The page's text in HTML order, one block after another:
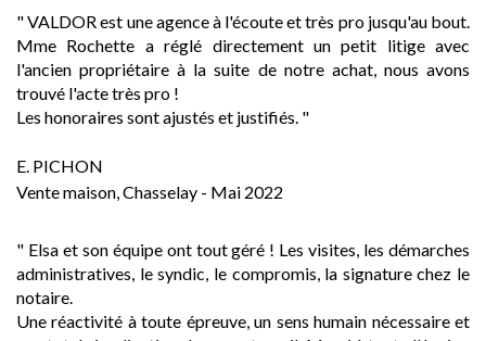
" VALDOR est une agence à l'écoute et très pro jusqu'au bout.
Mme Rochette a réglé directement un petit litige avec
l'ancien propriétaire à la suite de notre achat, nous avons
trouvé l'acte très pro !
Les honoraires sont ajustés et justifiés. "
E. PICHON
Vente maison, Chasselay - Mai 2022
" Elsa et son équipe ont tout géré ! Les visites, les démarches
administratives, le syndic, le compromis, la signature chez le
notaire.
Une réactivité à toute épreuve, un sens humain nécessaire et